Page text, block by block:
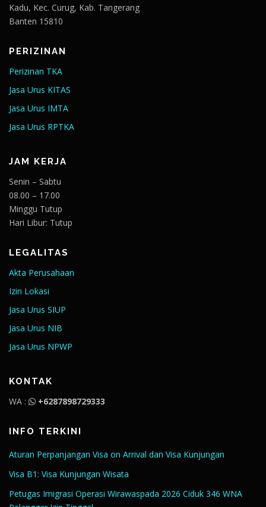
Kadu, Kec. Curug, Kab. Tangerang
Banten 15810
PERIZINAN
Perizinan TKA
Jasa Urus KITAS
Jasa Urus IMTA
Jasa Urus RPTKA
JAM KERJA
Senin – Sabtu
08.00 – 17.00
Minggu Tutup
Hari Libur: Tutup
LEGALITAS
Akta Perusahaan
Izin Lokasi
Jasa Urus SIUP
Jasa Urus NIB
Jasa Urus NPWP
KONTAK
WA : +6287898729333
INFO TERKINI
Aturan Perpanjangan Visa on Arrival dan Visa Kunjungan
Visa B1: Visa Kunjungan Wisata
Petugas Imigrasi Operasi Wirawaspada 2026 Ciduk 346 WNA